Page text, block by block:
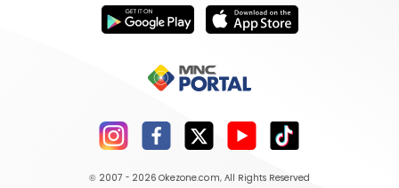
© 2007 - 2026 Okezone.com, All Rights Reserved